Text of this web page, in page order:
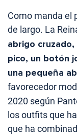
Como manda el
de largo. La
abrigo
pico, un botón
una pequeña
favorecedor
2020 según
los outfits que
que ha